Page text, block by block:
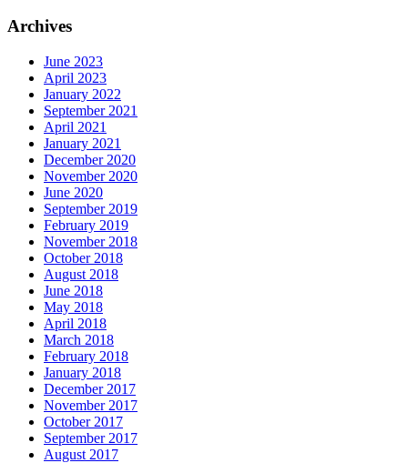
Archives
June 2023
April 2023
January 2022
September 2021
April 2021
January 2021
December 2020
November 2020
June 2020
September 2019
February 2019
November 2018
October 2018
August 2018
June 2018
May 2018
April 2018
March 2018
February 2018
January 2018
December 2017
November 2017
October 2017
September 2017
August 2017